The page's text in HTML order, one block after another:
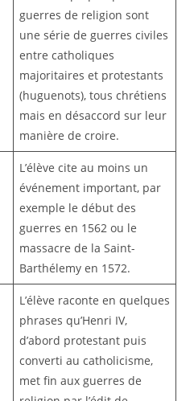
guerres de religion sont
une série de guerres civiles
entre catholiques
majoritaires et protestants
(huguenots), tous chrétiens
mais en désaccord sur leur
manière de croire.
L’élève cite au moins un
événement important, par
exemple le début des
guerres en 1562 ou le
massacre de la Saint-
Barthélemy en 1572.
L’élève raconte en quelques
phrases qu’Henri IV,
d’abord protestant puis
converti au catholicisme,
met fin aux guerres de